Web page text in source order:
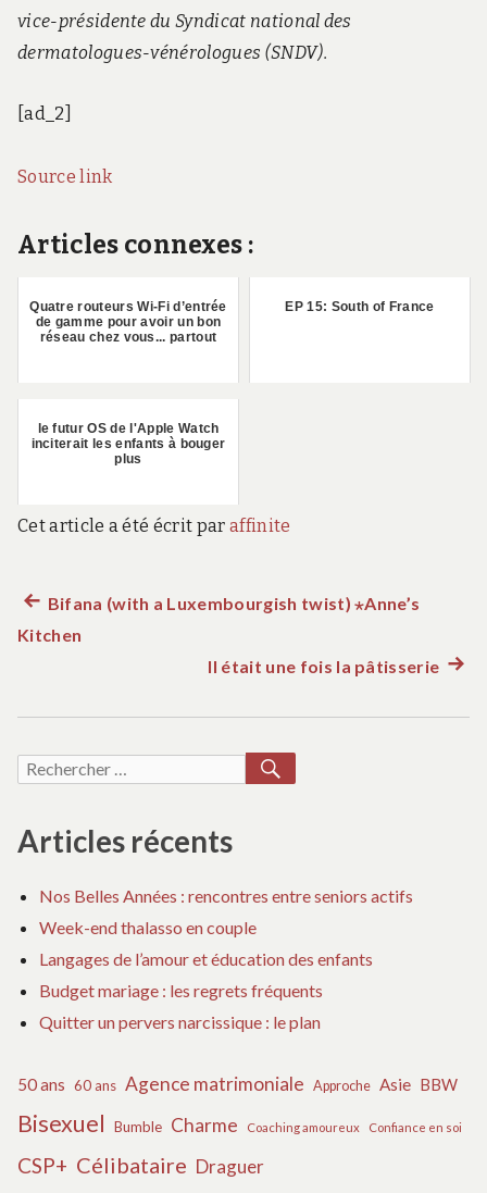
vice-présidente du Syndicat national des
dermatologues-vénérologues (SNDV).
[ad_2]
Source link
Articles connexes :
Quatre routeurs Wi-Fi d’entrée
de gamme pour avoir un bon
réseau chez vous... partout
EP 15: South of France
le futur OS de l'Apple Watch
inciterait les enfants à bouger
plus
Cet article a été écrit par affinite
Navigation
l’article
Article
précédent :
Bifana (with a Luxembourgish twist) ⋆Anne’s
Kitchen
Il était une fois la pâtisserie
Recherche
Articles récents
Nos Belles Années : rencontres entre seniors actifs
Week-end thalasso en couple
Langages de l’amour et éducation des enfants
Budget mariage : les regrets fréquents
Quitter un pervers narcissique : le plan
50 ans 60 ans Agence matrimoniale Approche Asie BBW
Bisexuel Bumble Charme Coaching amoureux Confiance en soi
CSP+ Célibataire Draguer